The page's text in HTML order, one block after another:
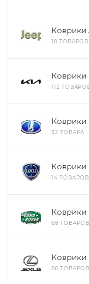
Коврики
18 ТОВАРОВ
Коврики
112
Коврики
32 ТОВАРА
Коврики
14 ТОВАРОВ
Коврики
68 ТОВАРОВ
Коврики
86 ТОВАРОВ